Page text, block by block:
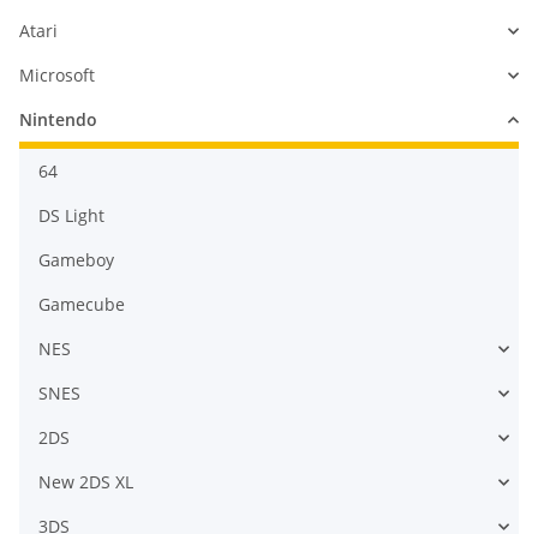
Atari
Microsoft
Nintendo
64
DS Light
Gameboy
Gamecube
NES
SNES
2DS
New 2DS XL
3DS